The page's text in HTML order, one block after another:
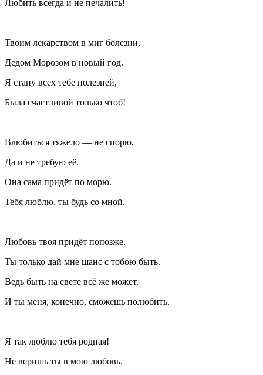
Любить всегда и не печалить!
Твоим лекарством в миг болезни,
Дедом Морозом в новый год.
Я стану всех тебе полезней,
Была счастливой только чтоб!
Влюбиться тяжело — не спорю,
Да и не требую её.
Она сама придёт по морю.
Тебя люблю, ты будь со мной.
Любовь твоя придёт попозже.
Ты только дай мне шанс с тобою быть.
Ведь быть на свете всё же может.
И ты меня, конечно, сможешь полюбить.
Я так люблю тебя родная!
Не веришь ты в мою любовь.